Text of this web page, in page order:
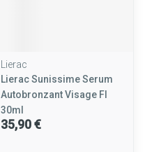
Lierac
Lierac Sunissime Serum
Autobronzant Visage Fl
30ml
35,90 €